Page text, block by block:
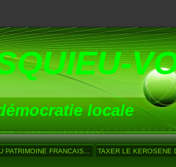
locale
PATRIMOINE FRANCAIS... TAXER LE KEROSENE